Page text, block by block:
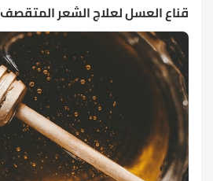
قناع العسل لعلاج الشعر المتقصف